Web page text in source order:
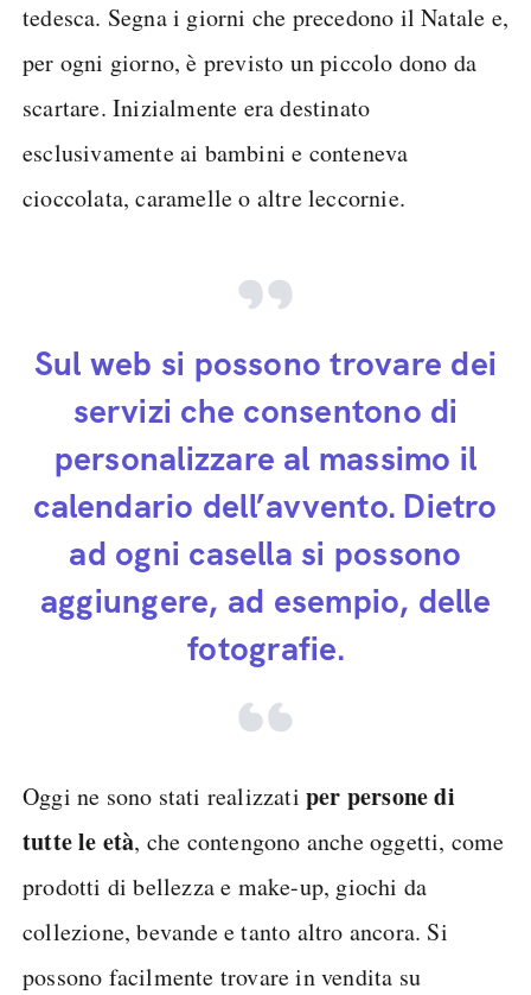
tedesca. Segna i giorni che precedono il Natale e,
per ogni giorno, è previsto un piccolo dono da
scartare. Inizialmente era destinato
esclusivamente ai bambini e conteneva
cioccolata, caramelle o altre leccornie.
Sul web si possono trovare dei
servizi che consentono di
personalizzare al massimo il
calendario dell’avvento. Dietro
ad ogni casella si possono
aggiungere, ad esempio, delle
fotografie.
Oggi ne sono stati realizzati per persone di
tutte le età, che contengono anche oggetti, come
prodotti di bellezza e make-up, giochi da
collezione, bevande e tanto altro ancora. Si
possono facilmente trovare in vendita su